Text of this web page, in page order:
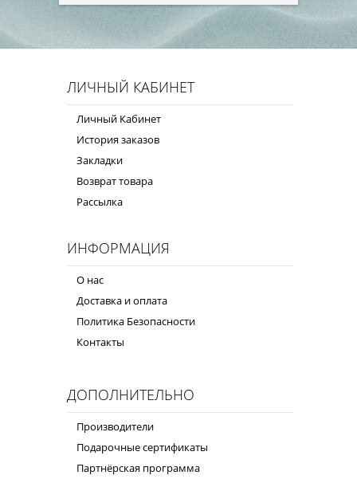
ЛИЧНЫЙ КАБИНЕТ
Личный Кабинет
История заказов
Закладки
Возврат товара
Рассылка
ИНФОРМАЦИЯ
О нас
Доставка и оплата
Политика Безопасности
Контакты
ДОПОЛНИТЕЛЬНО
Производители
Подарочные сертификаты
Партнёрская программа